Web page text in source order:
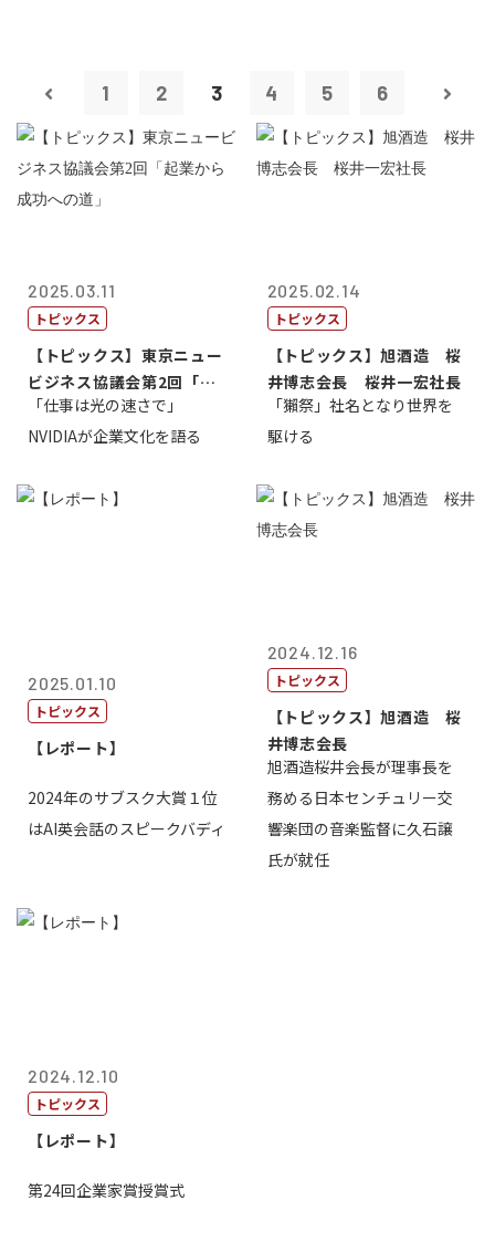
1 2 3 4 5 6
2025.03.11
トピックス
【トピックス】東京ニュー
ビジネス協議会第2回「起
業から成功へ...
「仕事は光の速さで」
NVIDIAが企業文化を語る
2025.02.14
トピックス
【トピックス】旭酒造 桜
井博志会長 桜井一宏社長
「獺祭」社名となり世界を
駆ける
2025.01.10
トピックス
【レポート】
2024年のサブスク大賞１位
はAI英会話のスピークバディ
2024.12.16
トピックス
【トピックス】旭酒造 桜
井博志会長
旭酒造桜井会長が理事長を
務める日本センチュリー交
響楽団の音楽監督に久石譲
氏が就任
2024.12.10
トピックス
【レポート】
第24回企業家賞授賞式